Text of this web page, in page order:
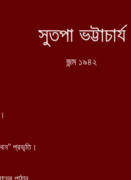
সুতপা ভট্টাচার্য
জন্ম ১৯৪২